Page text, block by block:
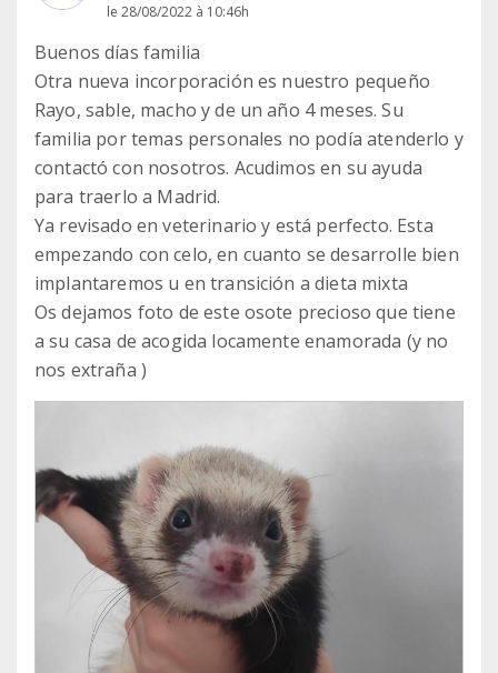
le 28/08/2022 à 10:46h
Buenos días familia
Otra nueva incorporación es nuestro pequeño
Rayo, sable, macho y de un año 4 meses. Su
familia por temas personales no podía atenderlo y
contactó con nosotros. Acudimos en su ayuda
para traerlo a Madrid.
Ya revisado en veterinario y está perfecto. Esta
empezando con celo, en cuanto se desarrolle bien
implantaremos u en transición a dieta mixta
Os dejamos foto de este osote precioso que tiene
a su casa de acogida locamente enamorada (y no
nos extraña )